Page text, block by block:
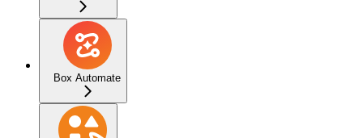
Box Automate